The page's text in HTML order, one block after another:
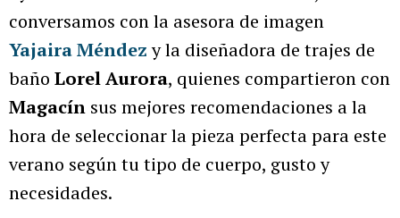
conversamos con la asesora de imagen
Yajaira Méndezy la diseñadora de trajes de
baño Lorel Aurora, quienes compartieron con
Magacín sus mejores recomendaciones a la
hora de seleccionar la pieza perfecta para este
verano según tu tipo de cuerpo, gusto y
necesidades.